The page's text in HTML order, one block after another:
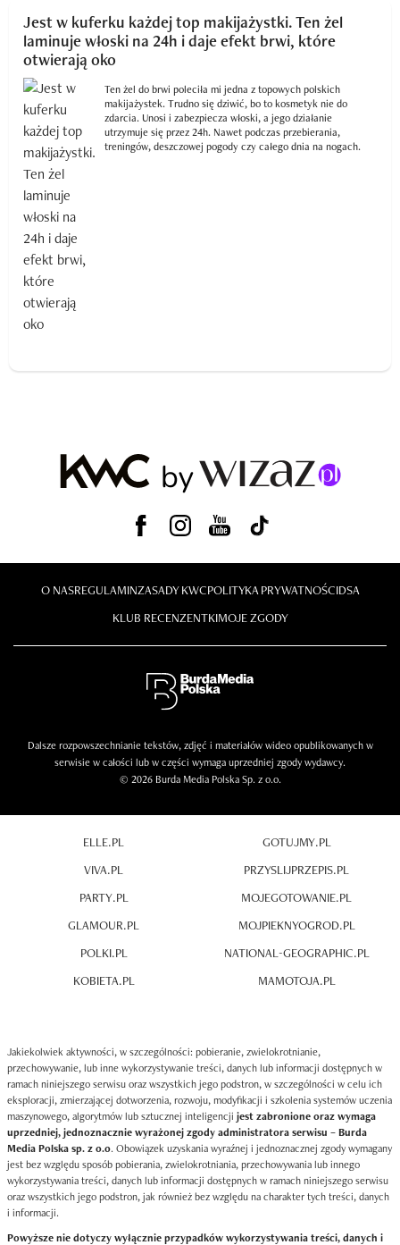
Jest w kuferku każdej top makijażystki. Ten żel
laminuje włoski na 24h i daje efekt brwi, które
otwierają oko
Ten żel do brwi poleciła mi jedna z topowych polskich
makijażystek. Trudno się dziwić, bo to kosmetyk nie do
zdarcia. Unosi i zabezpiecza włoski, a jego działanie
utrzymuje się przez 24h. Nawet podczas przebierania,
treningów, deszczowej pogody czy całego dnia na nogach.
O NASREGULAMINZASADY KWCPOLITYKA PRYWATNOŚCIDSA
KLUB RECENZENTKIMOJE ZGODY
Dalsze rozpowszechnianie tekstów, zdjęć i materiałów wideo opublikowanych w
serwisie w całości lub w części wymaga uprzedniej zgody wydawcy.
© 2026 Burda Media Polska Sp. z o.o.
ELLE.PL
VIVA.PL
PARTY.PL
GLAMOUR.PL
POLKI.PL
KOBIETA.PL
GOTUJMY.PL
PRZYSLIJPRZEPIS.PL
MOJEGOTOWANIE.PL
MOJPIEKNYOGROD.PL
NATIONAL-GEOGRAPHIC.PL
MAMOTOJA.PL
Jakiekolwiek aktywności, w szczególności: pobieranie, zwielokrotnianie,
przechowywanie, lub inne wykorzystywanie treści, danych lub informacji dostępnych w
ramach niniejszego serwisu oraz wszystkich jego podstron, w szczególności w celu ich
eksploracji, zmierzającej dotworzenia, rozwoju, modyfikacji i szkolenia systemów uczenia
maszynowego, algorytmów lub sztucznej inteligencji jest zabronione oraz wymaga
uprzedniej, jednoznacznie wyrażonej zgody administratora serwisu – Burda
Media Polska sp. z o.o. Obowiązek uzyskania wyraźnej i jednoznacznej zgody wymagany
jest bez względu sposób pobierania, zwielokrotniania, przechowywania lub innego
wykorzystywania treści, danych lub informacji dostępnych w ramach niniejszego serwisu
oraz wszystkich jego podstron, jak również bez względu na charakter tych treści, danych
i informacji.
Powyższe nie dotyczy wyłącznie przypadków wykorzystywania treści, danych i